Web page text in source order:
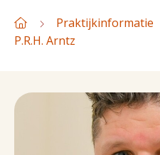
Praktijkinformatie
P.R.H. Arntz